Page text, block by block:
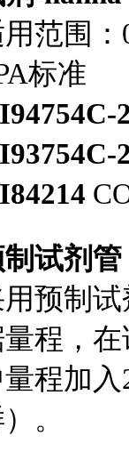
范围：
标准
试剂
预制
程，
程加
。